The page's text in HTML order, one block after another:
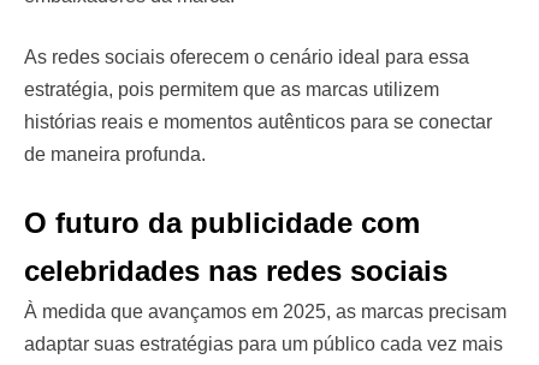
As redes sociais oferecem o cenário ideal para essa
estratégia, pois permitem que as marcas utilizem
histórias reais e momentos autênticos para se conectar
de maneira profunda.
O futuro da publicidade com
celebridades nas redes sociais
À medida que avançamos em 2025, as marcas precisam
adaptar suas estratégias para um público cada vez mais